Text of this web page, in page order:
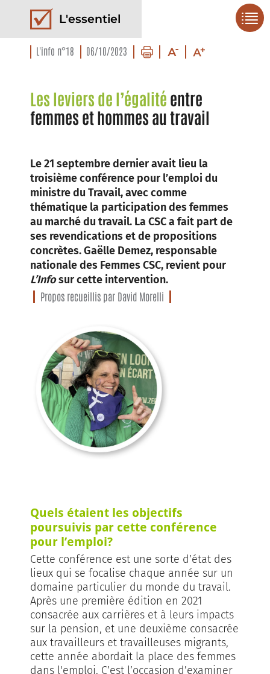
L'essentiel
L'info n°18 06/10/2023
Les leviers de l’égalité entre
femmes et hommes au travail
Le 21 septembre dernier avait lieu la
troisième conférence pour l’emploi du
ministre du Travail, avec comme
thématique la participation des femmes
au marché du travail. La CSC a fait part de
ses revendications et de propositions
concrètes. Gaëlle Demez, responsable
nationale des Femmes CSC, revient pour
L’Infosur cette intervention.
Propos recueillis par David Morelli
Quels étaient les objectifs
poursuivis par cette conférence
pour l’emploi?
Cette conférence est une sorte d’état des
lieux qui se focalise chaque année sur un
domaine particulier du monde du travail.
Après une première édition en 2021
consacrée aux carrières et à leurs impacts
sur la pension, et une deuxième consacrée
aux travailleurs et travailleuses migrants,
cette année abordait la place des femmes
dans l'emploi. C’est l’occasion d’examiner